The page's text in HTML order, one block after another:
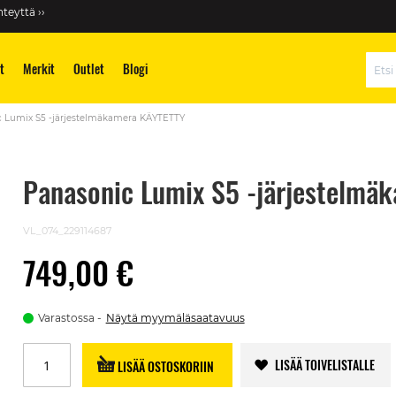
››
Merkit Outlet Blogi
Lumix S5 -järjestelmäkamera KÄYTETTY
Panasonic Lumix S5 -
VL_074_229114687
749,00 €
Varastossa Näytä myymäläsaatavuus
LISÄÄ OSTOSKORIIN LISÄÄ TOIVELISTALLE